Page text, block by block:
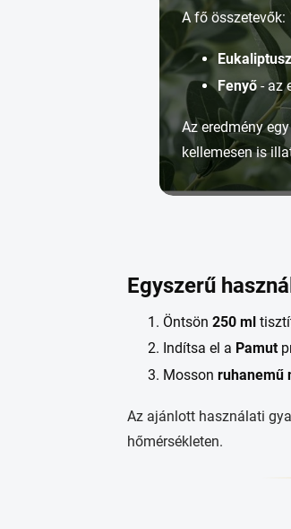
A fő összetevők:
Eukaliptusz
Fenyő- az
Az eredmény
kellemesen is
Egyszerű
Öntsön250 ml
Indítsa el a Pamut
Mossonruhanemű
Az ajánlott használati
hőmérsékleten.